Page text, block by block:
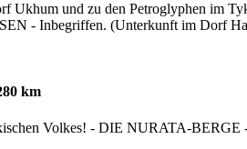
Ukhum und zu den Petroglyphen im
- Inbegriffen. (Unterkunft im Dorf
km